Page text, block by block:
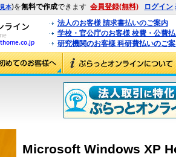
見本)を無料で作成できます 会員登録(無料) ログイン
法人のお客様 請求書払いのご案内
学校・官公庁のお客様 校費・公費
研究機関のお客様 科研費払いのご
Microsoft Windows XP